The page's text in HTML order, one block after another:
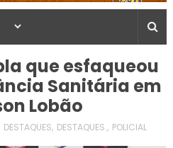
que esfaqueou
Sanitária em
Lobão
DESTAQUES, DESTAQUES., POLICIAL